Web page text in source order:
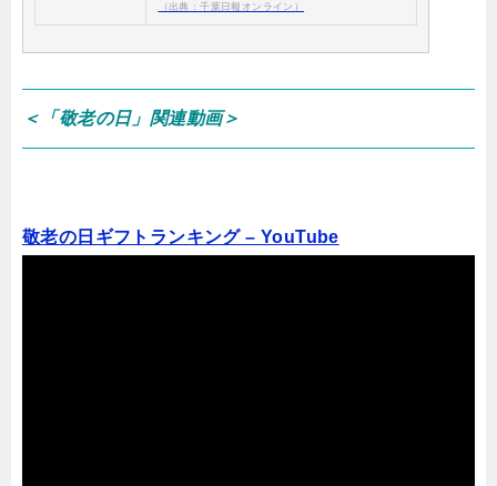
（出典：千葉日報オンライン）
＜「敬老の日」関連動画＞
敬老の日ギフトランキング – YouTube